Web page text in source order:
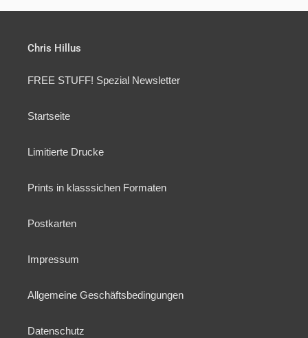
Chris Hillus
FREE STUFF! Spezial Newsletter
Startseite
Limitierte Drucke
Prints in klasssichen Formaten
Postkarten
Impressum
Allgemeine Geschäftsbedingungen
Datenschutz